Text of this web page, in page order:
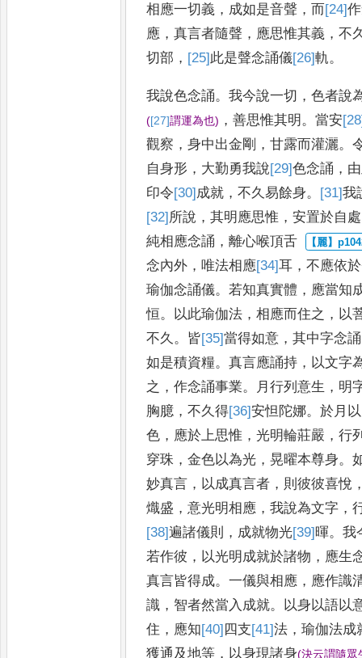
相應一切義 ， 成如是音聲 ，而[24]作
應 ，真言者隨聲 ， 應思惟其義 ，不
切部 ， [25]此是聲念誦儀[26]軌。
我說色念誦。我今說一切 ，色者說
([27]謂運為也) ，善思惟其明。當安
觀察 ，身中出金剛 ，甘露而灌灑。
自身形 ， 大勤勇我說[29]色念誦 ，
印令[30]成就 ，不久易餘身。 [31]我
[32]所說 ，其明應思惟 ，安置於自處
純相應念誦 ，離心喉頂舌
念內外 ，唯法相應[34]耳 ，不應依於
瑜伽念誦儀。若知真實體 ， 應當知
恒。 以此瑜伽法 ，相應而住之 ， 以
不久。 皆[35]當得如意 ，其中字念誦
如是積資糧。真言應誦持 ， 以文字
之 ，作念誦事業。 月行列意生 ， 明
胸臆 ，不久得[36]安怛陀娜。於月
色 ， 應於上思惟 ，光明輪莊嚴 ，行
穿珠 ，金色以為光 ，晃曜本尊身。
妙真言 ， 以成真言者 ， 則彼彼喜悅
熾盛 ，意光明相應 ，我說為文字 ，
[38]遍諸儀則 ， 成就物光[39]暉。我
若作彼 ， 以光明成就於諸物 ， 應生
真言皆得成。一儀與相應 ， 應作識
識 ， 智者然當入成就。 以身以語以
住 ， 應知[40]四支[41]法 ，瑜伽法成
獲通及地等 ， 以身現諸身(決云謂隨眾